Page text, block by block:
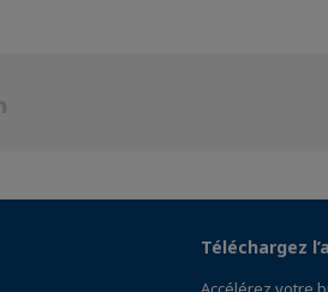
Téléchargez